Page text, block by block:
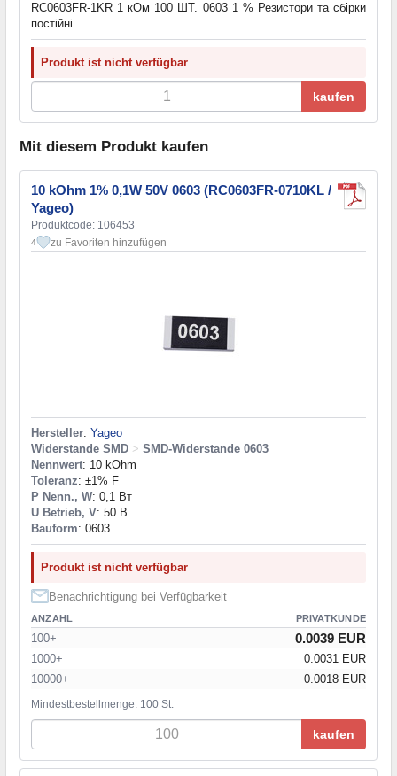
RC0603FR-1KR 1 кОм 100 ШТ. 0603 1 % Резистори та cбірки
постійні
Produkt ist nicht verfügbar
kaufen
Mit diesem Produkt kaufen
10 kOhm 1% 0,1W 50V 0603 (RC0603FR-0710KL /
Yageo)
Produktcode: 106453
4 zu Favoriten hinzufügen
Hersteller: Yageo
Widerstande SMD > SMD-Widerstande 0603
Nennwert: 10 kOhm
Toleranz: ±1% F
P Nenn., W: 0,1 Вт
U Betrieb, V: 50 В
Bauform: 0603
Produkt ist nicht verfügbar
Benachrichtigung bei Verfügbarkeit
ANZAHL PRIVATKUNDE
100+ 0.0039 EUR
1000+
0.0031 EUR
10000+
0.0018 EUR
Mindestbestellmenge: 100 St.
kaufen